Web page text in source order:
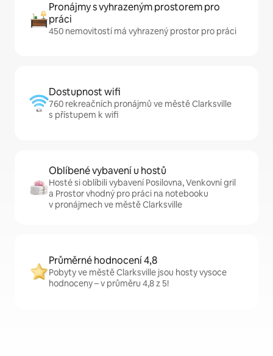
Pronájmy s vyhrazeným prostorem pro
práci
450 nemovitostí má vyhrazený prostor pro práci
Dostupnost wifi
760 rekreačních pronájmů ve městě Clarksville
s přístupem k wifi
Oblíbené vybavení u hostů
Hosté si oblíbili vybavení Posilovna, Venkovní gril
a Prostor vhodný pro práci na notebooku
v pronájmech ve městě Clarksville
Průměrné hodnocení 4,8
Pobyty ve městě Clarksville jsou hosty vysoce
hodnoceny – v průměru 4,8 z 5!